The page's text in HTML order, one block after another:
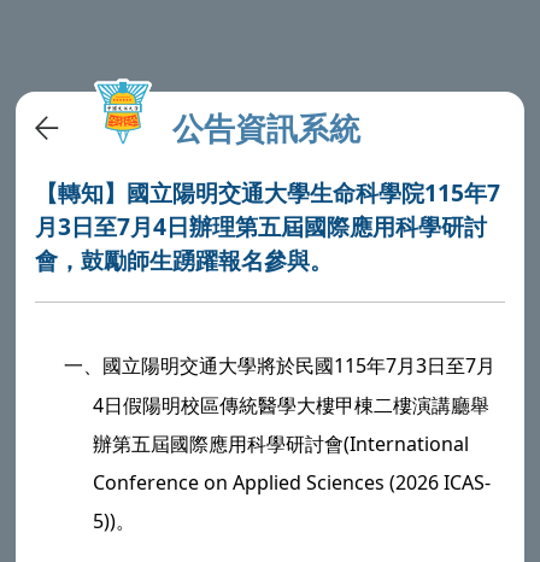
公告資訊系統
【轉知】國立陽明交通大學生命科學院115年7
月3日至7月4日辦理第五屆國際應用科學研討
會，鼓勵師生踴躍報名參與。
一、 國立陽明交通大學將於民國115年7月3日至7月
4日假陽明校區傳統醫學大樓甲棟二樓演講廳舉
辦第五屆國際應用科學研討會(International
Conference on Applied Sciences (2026 ICAS-
5))。